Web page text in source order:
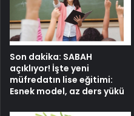
Son dakika: SABAH
açıklıyor! İşte yeni
müfredatın lise eğitimi:
Esnek model, az ders yükü